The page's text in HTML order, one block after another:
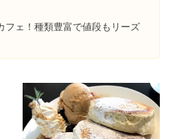
フェ！種類豊富で値段もリーズ